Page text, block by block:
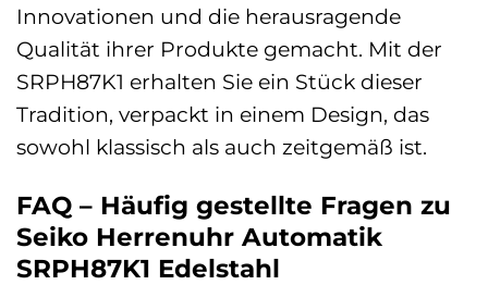
Innovationen und die herausragende
Qualität ihrer Produkte gemacht. Mit der
SRPH87K1 erhalten Sie ein Stück dieser
Tradition, verpackt in einem Design, das
sowohl klassisch als auch zeitgemäß ist.
FAQ – Häufig gestellte Fragen zu
Seiko Herrenuhr Automatik
SRPH87K1 Edelstahl